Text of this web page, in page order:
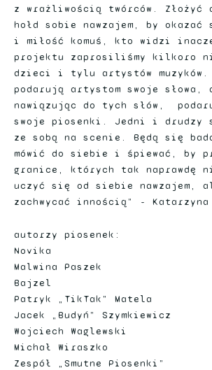
z wrażliwością twórców. Złożyć
hołd sobie nawzajem, by okazać
i miłość komuś, kto widzi
projektu zaprosiliśmy kilkoro
dzieci i tylu artystów muzyków.
podarują artystom swoje słowa,
nawiązując do tych słów,
swoje piosenki. Jedni i drudzy
ze sobą na scenie. Będą się
mówić do siebie i śpiewać, by
granice, których tak naprawdę
uczyć się od siebie nawzajem,
zachwycać innością” -
autorzy piosenek:
Novika
Malwina Paszek
Bajzel
Patryk „TikTak” Matela
Jacek „Budyń” Szymkiewicz
Wojciech Waglewski
Michał Wiraszko
Zespół „Smutne Piosenki”